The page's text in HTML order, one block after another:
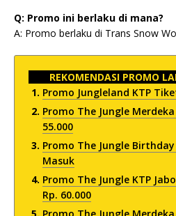
Q: Promo ini berlaku di mana?
A: Promo berlaku di Trans Snow
REKOMENDASI PROMO
Promo Jungleland KTP
Promo The Jungle
55.000
Promo The Jungle
Masuk
Promo The Jungle KTP
Rp. 60.000